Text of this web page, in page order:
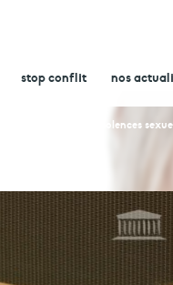
stop conflit nos
d’enquête sur les violences